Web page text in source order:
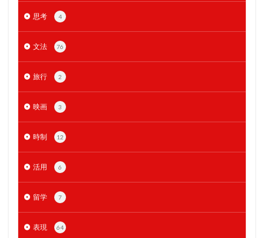
思考 4
文法 76
旅行 2
映画 3
時制 12
活用 6
留学 7
表現 64